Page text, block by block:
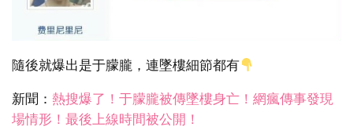
隨後就爆出是于朦朧，連墜樓細節都有
新聞： 熱搜爆了！于朦朧被傳墜樓身亡！網瘋傳事發現
場情形！最後上線時間被公開！